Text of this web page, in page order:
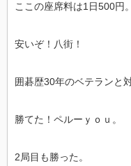
ここの座席料は1日500円。
安いぞ！八街！
囲碁歴30年のベテランと対
勝てた！ペルーｙｏｕ。
2局目も勝った。